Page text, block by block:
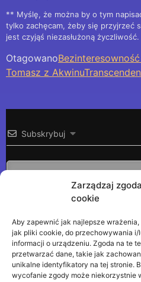
Zarządzaj
cookie
Aby zapewnić jak najlepsze
jak pliki cookie, do przechowywania
informacji o urządzeniu. Zgoda na te
przetwarzać dane, takie jak
unikalne identyfikatory na tej stronie.
wycofanie zgody może niekorzystnie
** Myślę, że można by o tym
tylko zachęcam, żeby się przyjrzeć
jest czyjąś niezasłużoną życzliwość.
Otagowano
Tomasz z Akwinu
Subskrybuj
Ta strona używa Akismet
się, w jaki sposób
komentarzy.